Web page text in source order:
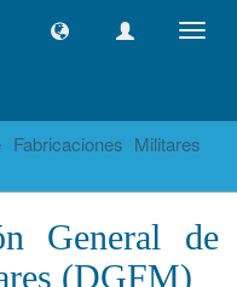
Militares
General de
(DGFM)